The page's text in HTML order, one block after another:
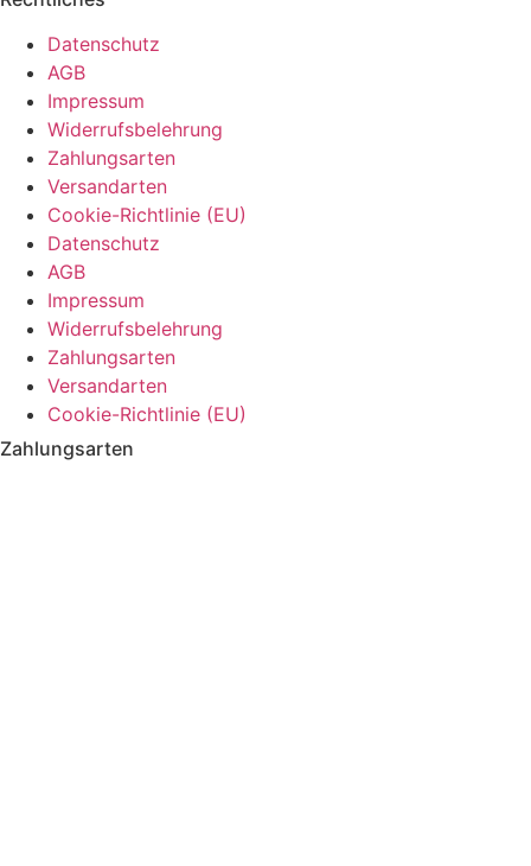
Datenschutz
AGB
Impressum
Widerrufsbelehrung
Zahlungsarten
Versandarten
Cookie-Richtlinie (EU)
Datenschutz
AGB
Impressum
Widerrufsbelehrung
Zahlungsarten
Versandarten
Cookie-Richtlinie (EU)
Zahlungsarten